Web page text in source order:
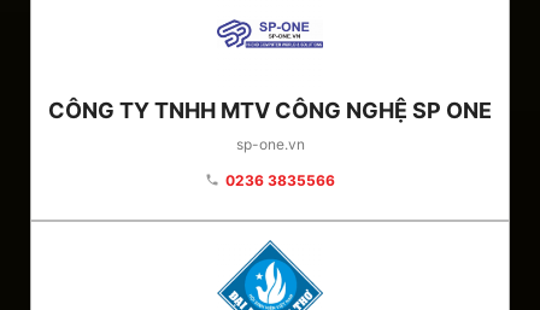
CÔNG TY TNHH MTV CÔNG NGHỆ SP ONE
sp-one.vn
phone 0236 3835566